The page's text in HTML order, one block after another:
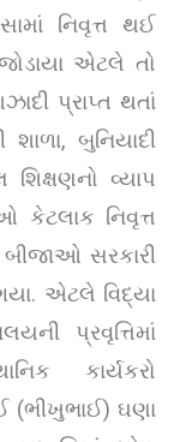
નિવૃત્ત થઈ
એટલે તો
પ્રાપ્ત થતાં
શાળા, બુનિયાદી
શિક્ષણનો વ્યાપ
નિવૃત્ત
સરકારી
એટલે વિદ્યા
પ્રવૃત્તિમાં
કાર્યકરો
(ભીખુભાઈ) ઘણા